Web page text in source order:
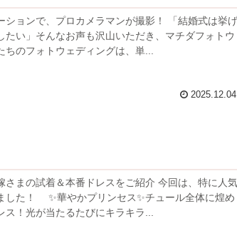
、プロカメラマンが撮影！ 「結婚式は挙げ
い」そんなお声も沢山いただき、マチダフォトウ
のフォトウェディングは、単...
2025.12.04
＆本番ドレスをご紹介 今回は、特に人気
ュール全体に煌め
！光が当たるたびにキラキラ...